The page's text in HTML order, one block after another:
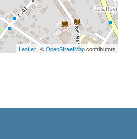
Leaflet | ©OpenStreetMapcontributors